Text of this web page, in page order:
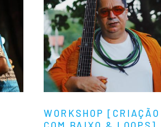
WORKSHOP [CRIAÇÃO